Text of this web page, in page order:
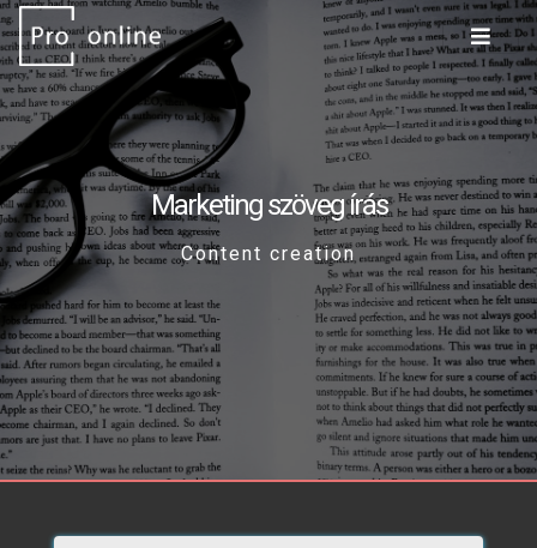
Marketing szöveg írás
Content creation